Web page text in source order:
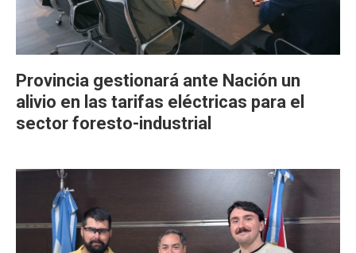
Provincia gestionará ante Nación un
alivio en las tarifas eléctricas para el
sector foresto-industrial